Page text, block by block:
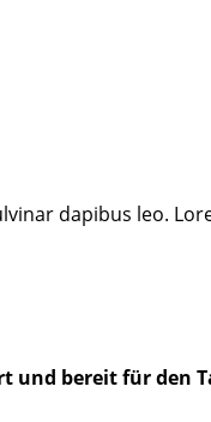
dapibus leo.
und bereit für den